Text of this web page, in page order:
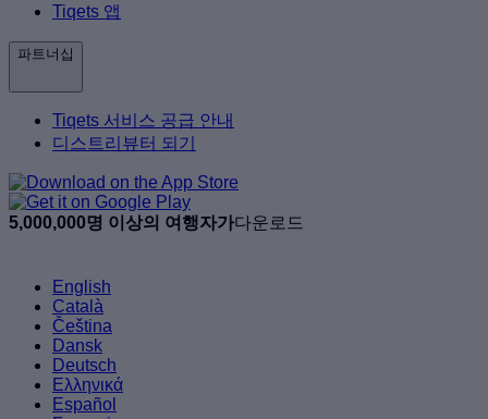
Tiqets 앱
파트너십
Tiqets 서비스 공급 안내
디스트리뷰터 되기
5,000,000명 이상의 여행자가다운로드
English
Català
Čeština
Dansk
Deutsch
Ελληνικά
Español